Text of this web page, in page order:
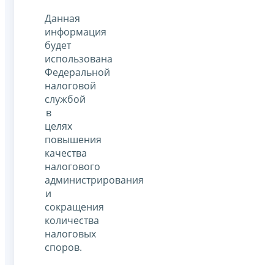
Данная
информация
будет
использована
Федеральной
налоговой
службой
в
целях
повышения
качества
налогового
администрирования
и
сокращения
количества
налоговых
споров.